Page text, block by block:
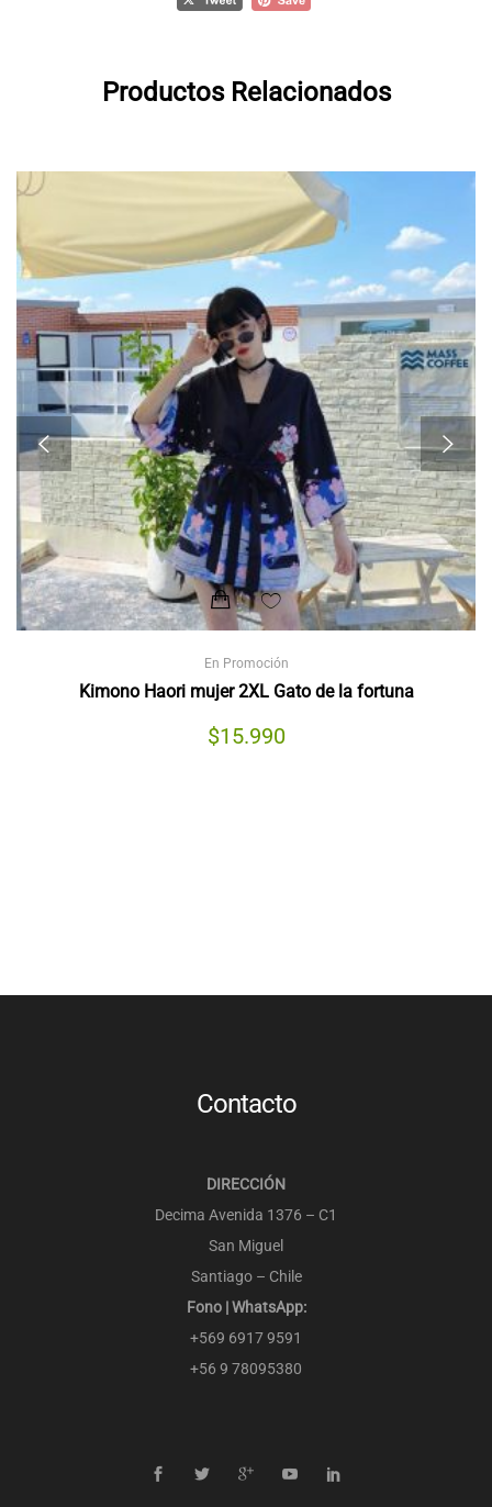
Productos Relacionados
En Promoción
Kimono Haori mujer 2XL Gato de la fortuna
$15.990
Contacto
DIRECCIÓN
Decima Avenida 1376 – C1
San Miguel
Santiago – Chile
Fono | WhatsApp:
+569 6917 9591
+56 9 78095380